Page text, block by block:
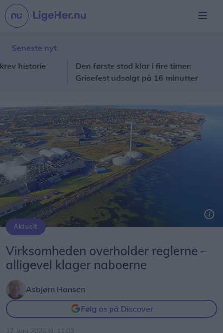
Seneste nyt
Den første stod klar i fire timer:
Grisefest udsolgt på 16 minutter
Aktuelt
Virksomheden overholder reglerne –
alligevel klager naboerne
Asbjørn Hansen
Følg os på Discover
12. juni 2026 kl. 11.03